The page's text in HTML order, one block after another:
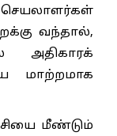
செயலாளர்கள்
வந்தால்,
அதிகாரக்
மாற்றமாக
மீண்டும்